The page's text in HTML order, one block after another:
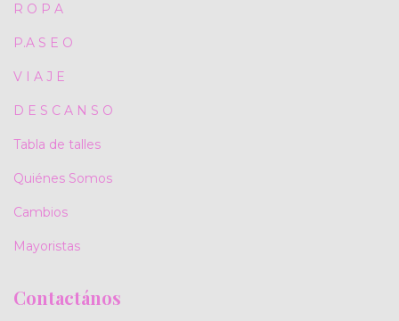
R O P A
P.A S E O
V I A J E
D E S C A N S O
Tabla de talles
Quiénes Somos
Cambios
Mayoristas
Contactános